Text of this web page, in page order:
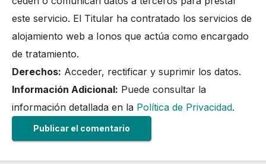
este servicio. El Titular ha contratado los servicios de
alojamiento web a Ionos que actúa como encargado
de tratamiento.
Derechos: Acceder, rectificar y suprimir los datos.
Información Adicional: Puede consultar la
información detallada en la Política de Privacidad.